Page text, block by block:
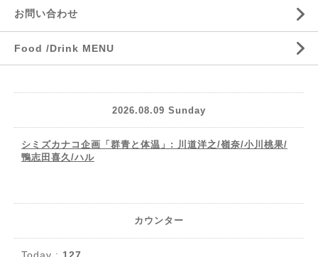
お問い合わせ
Food /Drink MENU
2026.08.09 Sunday
シミズカナコ企画「群青と体温」: 川道洋之/嶺奈/小川桃果/
鴨志田喜久/ハル
カウンター